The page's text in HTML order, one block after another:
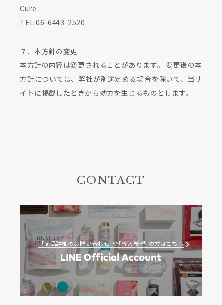
Cure
TEL:06-6443-2520
７．本方針の変更
本方針の内容は変更されることがあります。 変更後の本
方針については、弊社が別途定める場合を除いて、当サ
イトに掲載したときから効力を生じるものとします。
CONTACT
「商品詳細のお問い合わせ｣や｢導入希望｣の方はこちら